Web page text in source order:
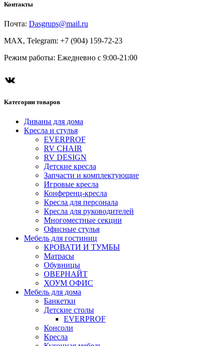
Контакты
Почта: Dasgrups@mail.ru
MAX, Telegram: +7 (904) 159-72-23
Режим работы: Ежедневно с 9:00-21:00
ВКонтакте
Категории товаров
Диваны для дома
Кресла и стулья
EVERPROF
RV CHAIR
RV DESIGN
Детские кресла
Запчасти и комплектующие
Игровые кресла
Конференц-кресла
Кресла для персонала
Кресла для руководителей
Многоместные секции
Офисные стулья
Мебель для гостиниц
КРОВАТИ И ТУМБЫ
Матрасы
Обувницы
ОВЕРНАЙТ
ХОУМ ОФИС
Мебель для дома
Банкетки
Детские столы
EVERPROF
Консоли
Кресла